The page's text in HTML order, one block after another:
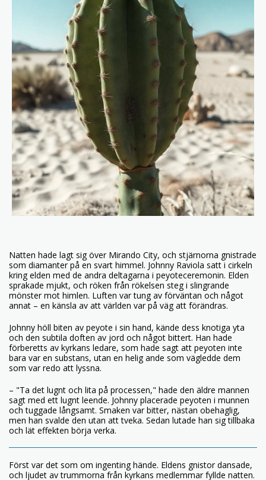
Natten hade lagt sig över Mirando City, och stjärnorna gnistrade
som diamanter på en svart himmel. Johnny Raviola satt i cirkeln
kring elden med de andra deltagarna i peyoteceremonin. Elden
sprakade mjukt, och röken från rökelsen steg i slingrande
mönster mot himlen. Luften var tung av förväntan och något
annat – en känsla av att världen var på väg att förändras.
Johnny höll biten av peyote i sin hand, kände dess knotiga yta
och den subtila doften av jord och något bittert. Han hade
förberetts av kyrkans ledare, som hade sagt att peyoten inte
bara var en substans, utan en helig ande som vägledde dem
som var redo att lyssna.
– "Ta det lugnt och lita på processen," hade den äldre mannen
sagt med ett lugnt leende. Johnny placerade peyoten i munnen
och tuggade långsamt. Smaken var bitter, nästan obehaglig,
men han svalde den utan att tveka. Sedan lutade han sig tillbaka
och lät effekten börja verka.
Först var det som om ingenting hände. Eldens gnistor dansade,
och ljudet av trummorna från kyrkans medlemmar fyllde natten.